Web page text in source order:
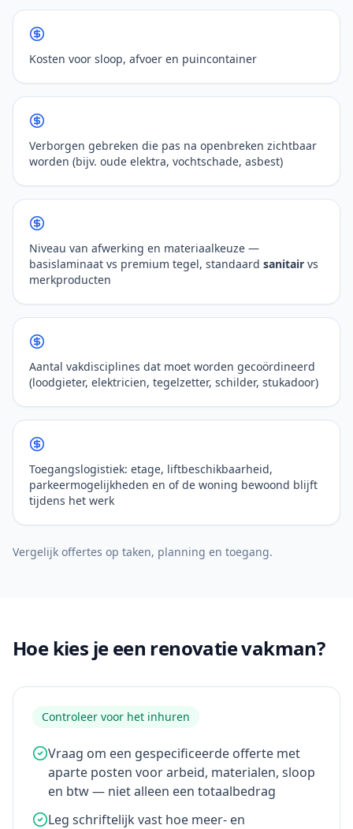
Kosten voor sloop, afvoer en puincontainer
Verborgen gebreken die pas na openbreken zichtbaar
worden (bijv. oude elektra, vochtschade, asbest)
Niveau van afwerking en materiaalkeuze —
basislaminaat vs premium tegel, standaard sanitair vs
merkproducten
Aantal vakdisciplines dat moet worden gecoördineerd
(loodgieter, elektricien, tegelzetter, schilder, stukadoor)
Toegangslogistiek: etage, liftbeschikbaarheid,
parkeermogelijkheden en of de woning bewoond blijft
tijdens het werk
Vergelijk offertes op taken, planning en toegang.
Hoe kies je een renovatie vakman?
Controleer voor het inhuren
Vraag om een gespecificeerde offerte met
aparte posten voor arbeid, materialen, sloop
en btw — niet alleen een totaalbedrag
Leg schriftelijk vast hoe meer- en